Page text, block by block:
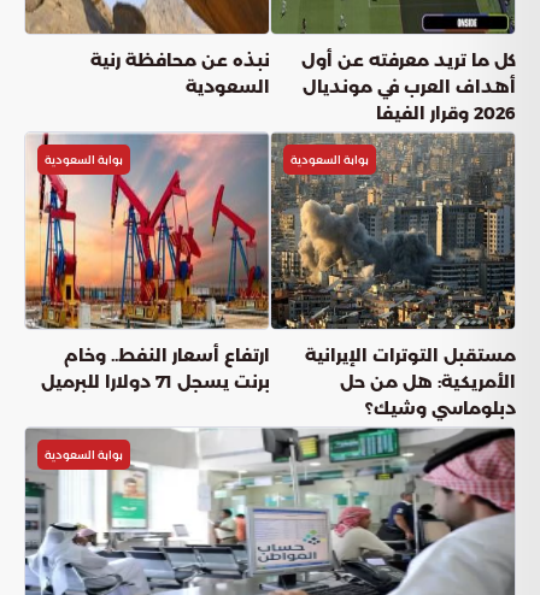
كل ما تريد معرفته عن أول
أهداف العرب في مونديال
2026 وقرار الفيفا
نبذه عن محافظة رنية
السعودية
بوابة السعودية
مستقبل التوترات الإيرانية
الأمريكية: هل من حل
دبلوماسي وشيك؟
بوابة السعودية
ارتفاع أسعار النفط.. وخام
برنت يسجل 71 دولارا للبرميل
بوابة السعودية